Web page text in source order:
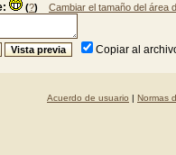
(?) Cambiar el tamaño del área
Copiar al
Acuerdo de usuario | Normas